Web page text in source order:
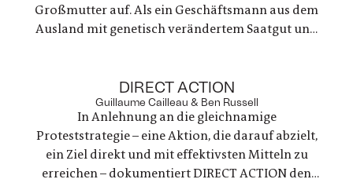
Großmutter auf. Als ein Geschäftsmann aus dem
Ausland mit genetisch verändertem Saatgut und
des Dorfes und entdeckt dabei ihre eigene Stärke
DIRECT ACTION
Guillaume Cailleau & Ben Russell
In Anlehnung an die gleichnamige
Proteststrategie – eine Aktion, die darauf abzielt,
ein Ziel direkt und mit effektivsten Mitteln zu
erreichen – dokumentiert DIRECT ACTION den